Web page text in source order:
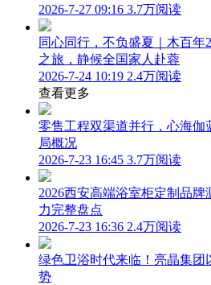
2026-7-27 09:16 3.7万阅读
同心同行，不负盛夏｜木百年
之旅，静候全国家人赴蓉
2026-7-24 10:19 2.4万阅读
查看更多
零售工程双渠道并行，心海伽
局概况
2026-7-23 16:45 3.7万阅读
2026西安高端浴室柜定制品
力完整盘点
2026-7-23 16:36 2.4万阅读
绿色卫浴时代来临！亮晶集团
势